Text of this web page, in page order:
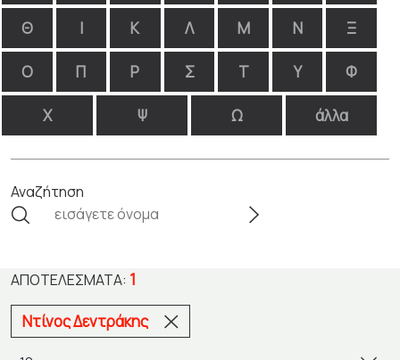
Θ Ι Κ Λ Μ Ν Ξ
Ο Π Ρ Σ Τ Υ Φ
Χ Ψ Ω άλλα
Αναζήτηση
ΑΠΟΤΕΛΈΣΜΑΤΑ: 1
Ντίνος Δεντράκης